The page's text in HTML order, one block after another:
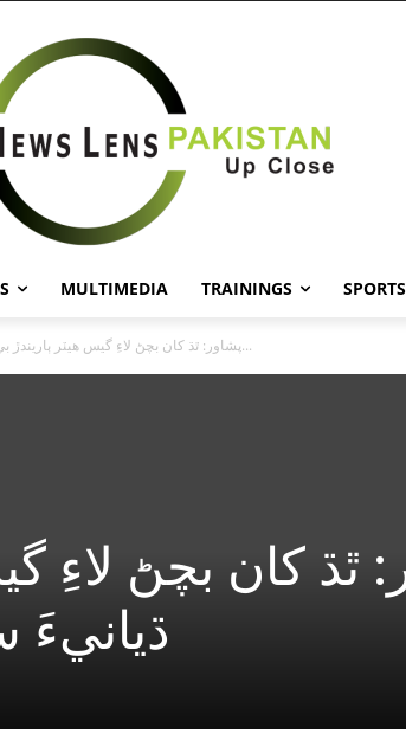
MULTIMEDIA TRAININGS SPORTS
!پشاور: ٿڌ کان بچڻ لاءِ گيس هيٽر ٻاريندڙ بي ڌيانيءَ سبب سڙي...